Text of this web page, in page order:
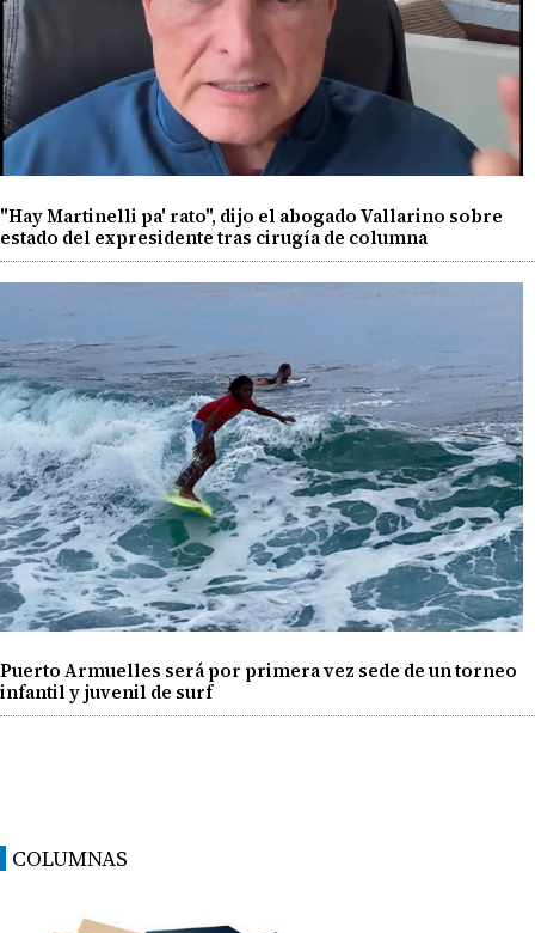
"Hay Martinelli pa' rato", dijo el abogado Vallarino sobre
estado del expresidente tras cirugía de columna
Puerto Armuelles será por primera vez sede de un torneo
infantil y juvenil de surf
COLUMNAS